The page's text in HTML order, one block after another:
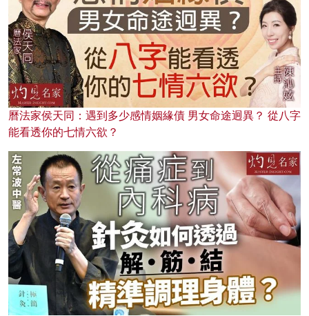
曆法家侯天同：遇到多少感情姻緣債 男女命途迥異？ 從八字
能看透你的七情六欲？